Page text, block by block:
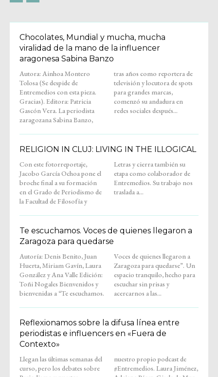
Chocolates, Mundial y mucha, mucha
viralidad de la mano de la influencer
aragonesa Sabina Banzo
Autora: Ainhoa Montero
Tolosa (Se despide de
Entremedios con esta pieza.
Gracias). Editora: Patricia
Gascón Vera. La periodista
zaragozana Sabina Banzo,
tras años como reportera de
televisión y locutora de spots
para grandes marcas,
comenzó su andadura en
redes sociales después...
RELIGION IN CLUJ: LIVING IN THE ILLOGICAL
Con este fotorreportaje,
Jacobo García Ochoa pone el
broche final a su formación
en el Grado de Periodismo de
la Facultad de Filosofía y
Letras y cierra también su
etapa como colaborador de
Entremedios. Su trabajo nos
traslada a...
Te escuchamos. Voces de quienes llegaron a
Zaragoza para quedarse
Autoría: Denis Benito, Juan
Huerta, Miriam Gavín, Laura
González y Ana Valle Edición:
Toñi Nogales Bienvenidos y
bienvenidas a “Te escuchamos.
Voces de quienes llegaron a
Zaragoza para quedarse”. Un
espacio tranquilo, hecho para
escuchar sin prisas y
acercarnos a las...
Reflexionamos sobre la difusa línea entre
periodistas e influencers en «Fuera de
Contexto»
Llegan las últimas semanas del
curso, pero los debates sobre
nuestro propio podcast de
#Entremedios. Laura Jiménez,